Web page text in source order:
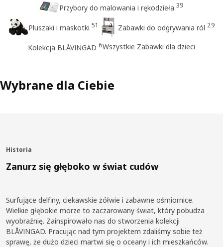
Przybory do malowania i rękodzieła 39
Pluszaki i maskotki 51 Zabawki do odgrywania ról 29
Kolekcja BLÅVINGAD 6Wszystkie Zabawki dla dzieci
Wybrane dla Ciebie
Historia
Zanurz się głęboko w świat cudów
Surfujące delfiny, ciekawskie żółwie i zabawne ośmiornice.
Wielkie głębokie morze to zaczarowany świat, który pobudza
wyobraźnię. Zainspirowało nas do stworzenia kolekcji
BLÅVINGAD. Pracując nad tym projektem zdaliśmy sobie też
sprawę, że dużo dzieci martwi się o oceany i ich mieszkańców.